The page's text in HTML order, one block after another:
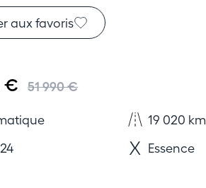
aux favoris
€ 51 990 €
19 020 km
Essence